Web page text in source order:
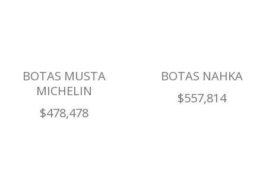
BOTAS MUSTA
MICHELIN
$478,478
BOTAS NAHKA
$557,814